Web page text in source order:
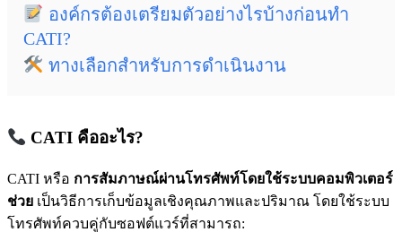
องค์กรต้องเตรียมตัวอย่างไรบ้างก่อนทำ
CATI?
ทางเลือกสำหรับการดำเนินงาน
CATI คืออะไร?
CATI หรือ การสัมภาษณ์ผ่านโทรศัพท์โดยใช้ระบบคอมพิวเตอร์
ช่วย เป็นวิธีการเก็บข้อมูลเชิงคุณภาพและปริมาณ โดยใช้ระบบ
โทรศัพท์ควบคู่กับซอฟต์แวร์ที่สามารถ: